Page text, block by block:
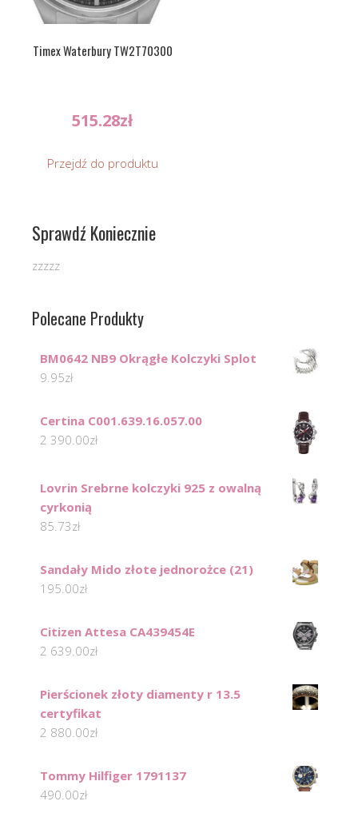
Timex Waterbury TW2T70300
515.28zł
Przejdź do produktu
Sprawdź Koniecznie
zzzzz
Polecane Produkty
BM0642 NB9 Okrągłe Kolczyki Splot
9.95zł
Certina C001.639.16.057.00
2 390.00zł
Lovrin Srebrne kolczyki 925 z owalną
cyrkonią
85.73zł
Sandały Mido złote jednorożce (21)
195.00zł
Citizen Attesa CA439454E
2 639.00zł
Pierścionek złoty diamenty r 13.5
certyfikat
2 880.00zł
Tommy Hilfiger 1791137
490.00zł